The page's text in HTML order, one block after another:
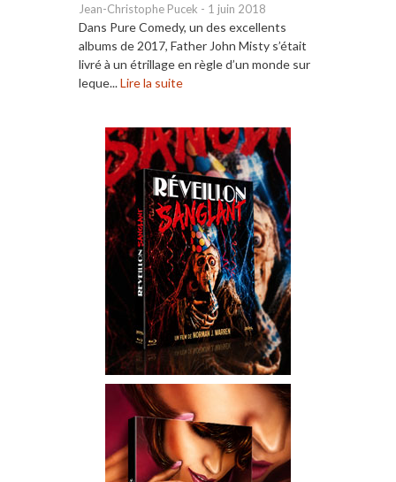
Jean-Christophe Pucek - 1 juin 2018
Dans Pure Comedy, un des excellents
albums de 2017, Father John Misty s’était
livré à un étrillage en règle d’un monde sur
leque...Lire la suite